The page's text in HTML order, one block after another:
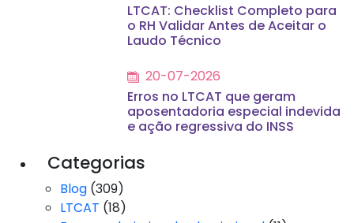
LTCAT: Checklist Completo para
o RH Validar Antes de Aceitar o
Laudo Técnico
20-07-2026
Erros no LTCAT que geram
aposentadoria especial indevida
e ação regressiva do INSS
Categorias
Blog (309)
LTCAT (18)